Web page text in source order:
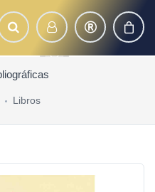
Libros